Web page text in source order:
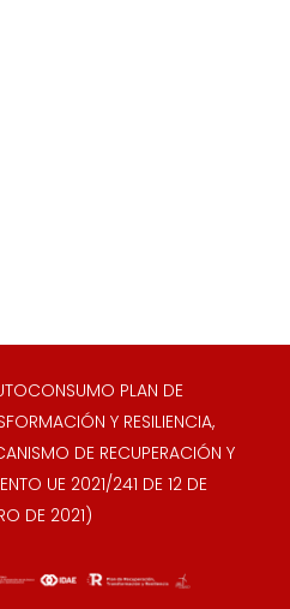
PLAN DE
Y RESILIENCIA,
DE RECUPERACIÓN Y
UE 2021/241 DE 12 DE
DE 2021)